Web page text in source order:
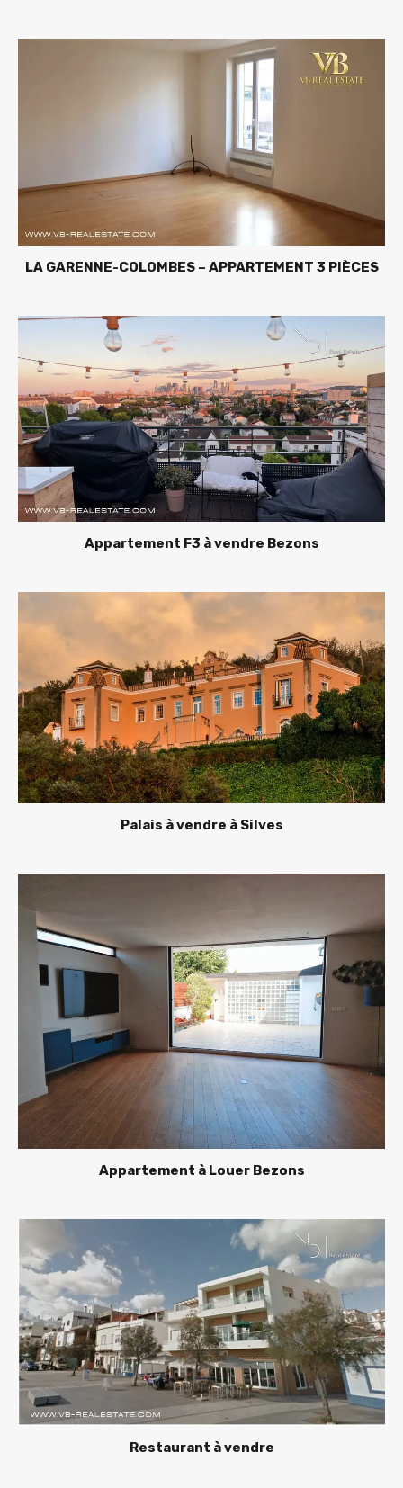
LA GARENNE-COLOMBES – APPARTEMENT 3 PIÈCES
Appartement F3 à vendre Bezons
Palais à vendre à Silves
Appartement à Louer Bezons
Restaurant à vendre